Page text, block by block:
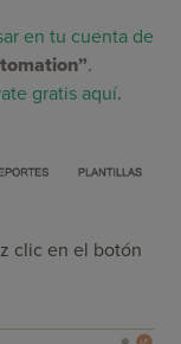
en tu cuenta de
.
gratis aquí.
clic en el botón